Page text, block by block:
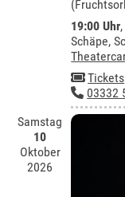
19:00 Uhr
Schäpe,
Tickets
03332
Samstag
10
Oktober
2026